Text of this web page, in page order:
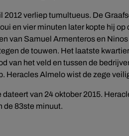
2012 verliep tumultueus. De
en vier minuten later kopte hij
van Samuel Armenteros en
de touwen. Het laatste
van het veld en tussen de
Heracles Almelo wist de zege
van 24 oktober 2015.
de 83ste minuut.